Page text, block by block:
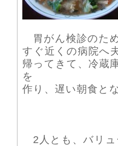
胃がん検診のた
すぐ近くの病院へ
帰ってきて、冷蔵
を
作り、遅い朝食と
2人とも、バリュ